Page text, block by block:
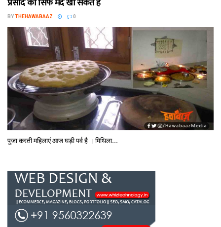
प्रसाद को सिर्फ मर्द खा सकते हैं
BYTHEHAWABAAZ 0
पुजा करती महिलाएं आज घड़ी पर्व है । मिथि‍ला...